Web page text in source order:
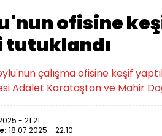
ofisine
tutuklandı
çalışma ofisine keşif
Adalet Karataştan ve Mahir
- 21:21
18.07.2025 - 22:10